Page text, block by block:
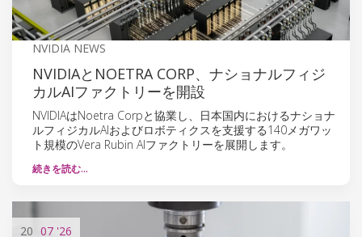
NVIDIA NEWS
NVIDIAとNOETRA CORP、ナショナルフィジ
カルAIファクトリーを開設
NVIDIAはNoetra Corpと協業し、日本国内におけるナショナ
ルフィジカルAIおよびロボティクスを支援する140メガワッ
ト規模のVera Rubin AIファクトリーを展開します。
続きを読む…
20 07 '26